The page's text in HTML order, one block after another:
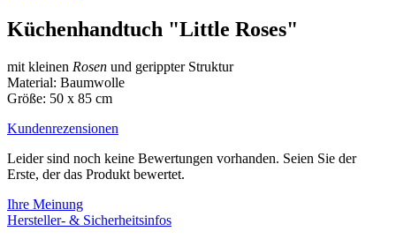
Küchenhandtuch "Little Roses"
mit kleinen Rosen und gerippter Struktur
Material: Baumwolle
​Größe: 50 x 85 cm
Kundenrezensionen
Leider sind noch keine Bewertungen vorhanden. Seien Sie der
Erste, der das Produkt bewertet.
Ihre Meinung
Hersteller- & Sicherheitsinfos